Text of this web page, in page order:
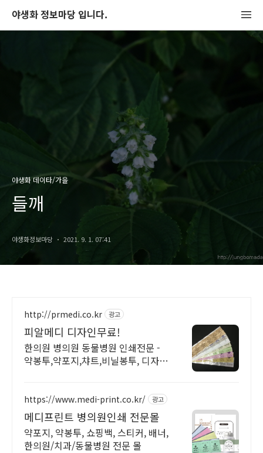
야생화 정보마당 입니다.
야생화 데이타/가을
들깨
야생화정보마당 2021. 9. 1. 07:41
http://prmedi.co.kr 광고
피알메디 디자인무료!
한의원 병의원 동물병원 인쇄전문 -
약봉투,약포지,챠트,비닐봉투, 디자인
https://www.medi-print.co.kr/ 광고
메디프린트 병의원인쇄 전문몰
약포지, 약봉투, 쇼핑백, 스티커, 배너,
한의원/치과/동물병원 전문 몰